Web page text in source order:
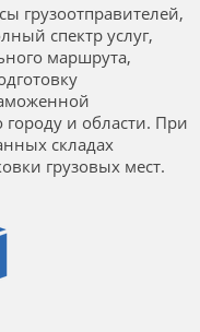
грузоотправителей,
спектр услуг,
маршрута,
и области. При
складах
грузовых мест.